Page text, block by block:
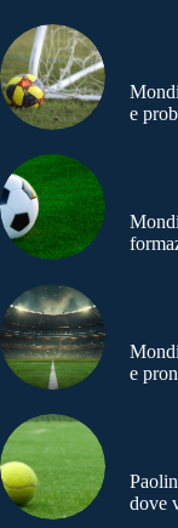
e
e
dove